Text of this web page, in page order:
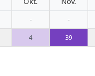
- -
4 39